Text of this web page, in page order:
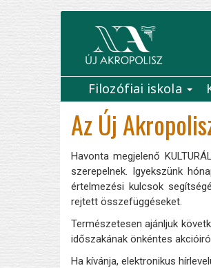
Main
navigation
Filozófiai iskola
Az Új
Havonta megjelenő
szerepelnek. Igyekszünk
értelmezési kulcsok
rejtett összefüggéseket.
Természetesen ajánljuk
időszakának önkéntes
Ha kívánja, elektronikus